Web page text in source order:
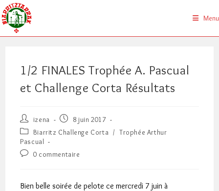
Skip
to
content
Menu
1/2 FINALES Trophée A. Pascual
et Challenge Corta Résultats
Auteur/autrice
de
la
publication :
izena
Publication
publiée :
8 juin 2017
Post
category:
Biarritz Challenge Corta / Trophée Arthur
Pascual
Commentaires
publication :
0 commentaire
Bien belle soirée de pelote ce mercredi 7 juin à